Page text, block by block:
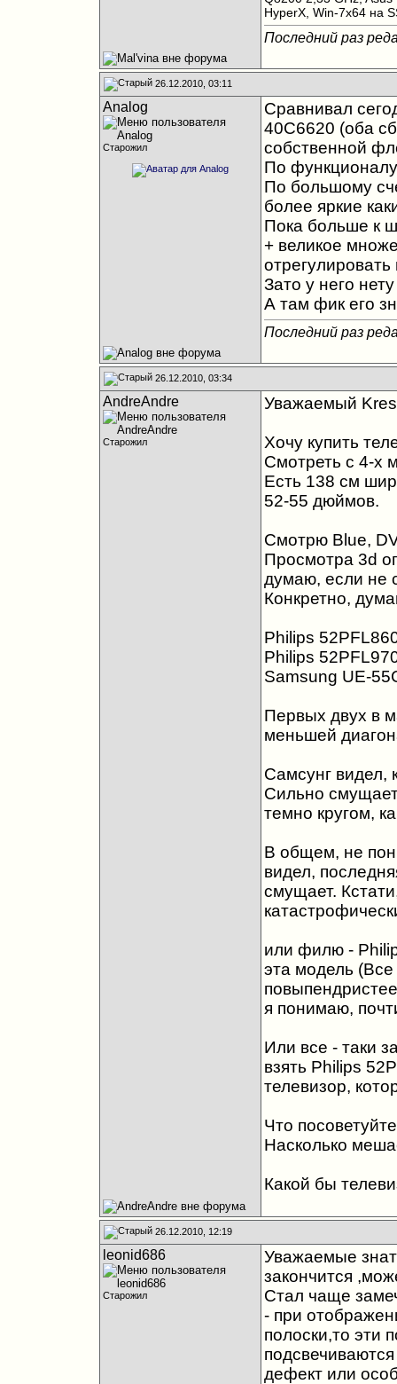
HyperX, Win-7x64 на
Последний раз
26.12.2010, 03:11
Analog
Старожил
Сравнивал
40C6620 (оба
собственной
По функционалу
По большому
более яркие
Пока больше к
+ великое
отрегулировать
Зато у него
А там фик его
Последний раз
26.12.2010, 03:34
AndreAndre
Старожил
Уважаемый
Хочу купить
Смотреть с 4-х
Есть 138 см
52-55 дюймов.
Смотрю Blue,
Просмотра 3d
думаю, если не
Конкретно,
Philips
Philips
Samsung UE-
Первых двух в
меньшей
Самсунг видел,
Сильно
темно кругом,
В общем, не
видел,
смущает.
или филю -
эта модель (Все
я понимаю,
Или все - таки
взять Philips
телевизор,
Что
Насколько
Какой бы
26.12.2010, 12:19
leonid686
Старожил
Уважаемые
закончится
Стал чаще
- при
полоски,то эти
дефект или